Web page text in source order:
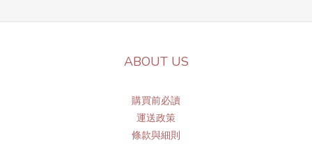
ABOUT US
購買前必讀
運送政策
條款與細則